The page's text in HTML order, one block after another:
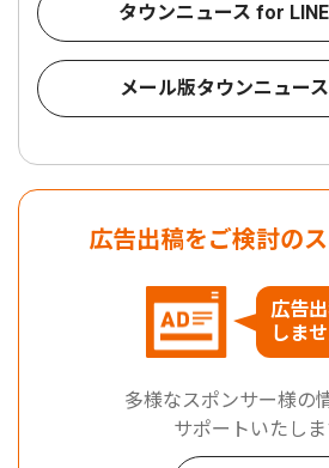
タウンニュース for
メール版タウンニュー
広告出稿をご検討の
広告
しま
多様なスポンサー様の
サポートいたしま